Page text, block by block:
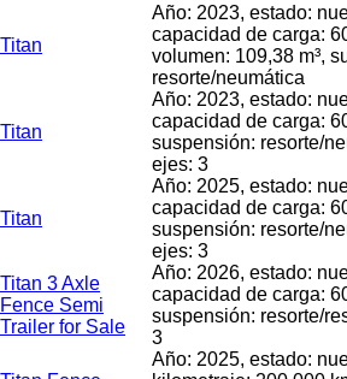
Titan
Año: 2023, estado:
capacidad de carga:
volumen: 109,38 m³,
resorte/neumática
Titan
Año: 2023, estado:
capacidad de carga:
suspensión: resorte/
ejes: 3
Titan
Año: 2025, estado:
capacidad de carga:
suspensión: resorte/
ejes: 3
Titan 3 Axle
Fence Semi
Trailer for Sale
Año: 2026, estado:
capacidad de carga:
suspensión: resorte/
3
Año: 2025, estado: